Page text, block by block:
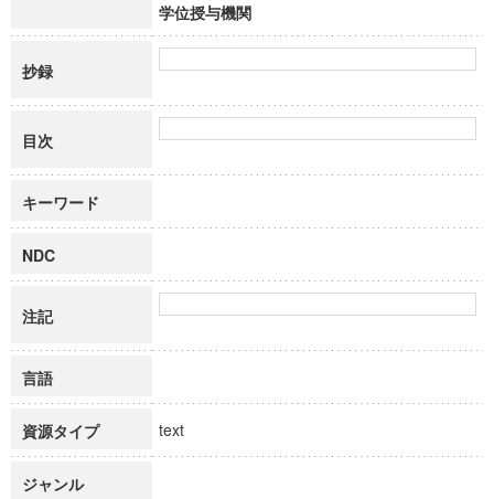
学位授与機関
抄録
目次
キーワード
NDC
注記
言語
資源タイプ text
ジャンル